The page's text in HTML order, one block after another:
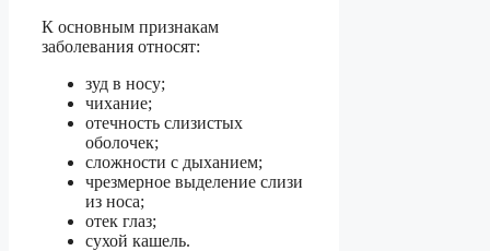
К основным признакам
заболевания относят:
зуд в носу;
чихание;
отечность слизистых
оболочек;
сложности с дыханием;
чрезмерное выделение слизи
из носа;
отек глаз;
сухой кашель.